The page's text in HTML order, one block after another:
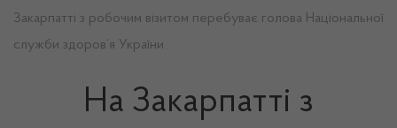
Закарпатті з робочим візитом перебуває голова Національної
служби здоров’я України
На Закарпатті з